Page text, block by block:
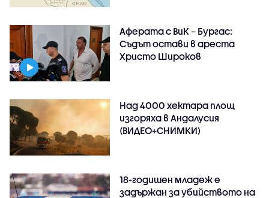
Аферата с ВиК – Бургас:
Съдът остави в ареста
Христо Широков
Над 4000 хектара площ
изгоряха в Андалусия
(ВИДЕО+СНИМКИ)
18-годишен младеж е
задържан за убийството на